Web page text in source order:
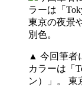
▲ 今回筆者
カラーは「
ン）」。 東